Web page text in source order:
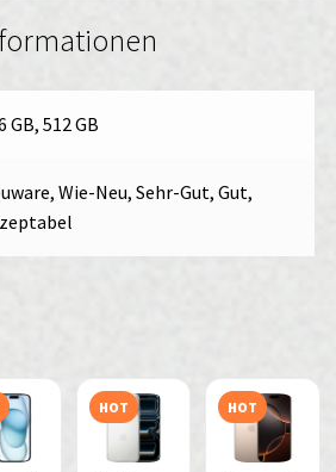
GB, 512 GB
Wie-Neu, Sehr-Gut, Gut,
HOT HOT